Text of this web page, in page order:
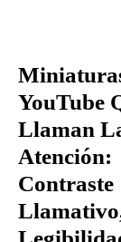
YouTube
Llaman
Atención:
Contraste